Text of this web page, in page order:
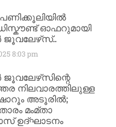
ഓഫറുമായി
8:03 pm
നിലവാരത്തിലുള്ള
അടൂരിൽ;
മംമ്താ
ഉദ്ഘാടനം